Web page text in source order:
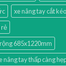
xe nâng tay cắt
rẻ
685x1220mm
nâng tay thấp càng